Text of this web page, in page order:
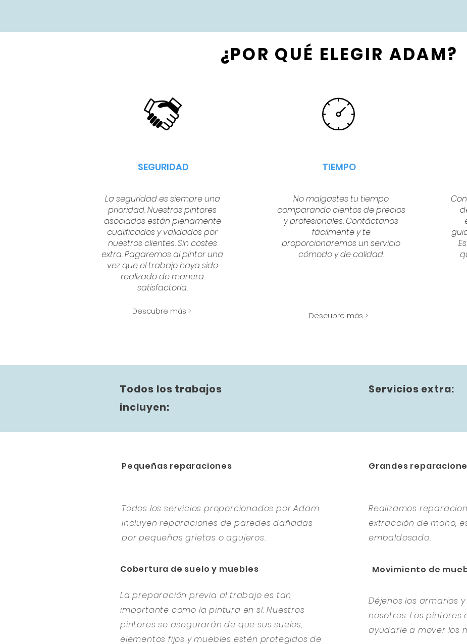
SEGURIDAD
La seguridad es siempre una
prioridad. Nuestros pintores
asociados están plenamente
cualificados y validados por
nuestros clientes. Sin costes
extra. Pagaremos al pintor una
vez que el trabajo haya sido
realizado de manera
satisfactoria.
Descubre más >
TIEMPO
No malgastes tu tiempo
comparando cientos de precios
y profesionales. Contáctanos
fácilmente y te
proporcionaremos un servicio
cómodo y de calidad.
Descubre más >
¿POR QUÉ ELEGIR ADAM?
Todos los trabajos
incluyen:
Servicios extra:
Pequeñas reparaciones
Todos los servicios proporcionados por Adam
incluyen reparaciones de paredes dañadas
por pequeñas grietas o agujeros.
Cobertura de suelo y muebles
La preparación previa al trabajo es tan
importante como la pintura en sí. Nuestros
pintores se asegurarán de que sus suelos,
elementos fijos y muebles estén protegidos de
Grandes
Realizamos
extracción de moho,
embaldosado.
Movimiento de
Déjenos los armarios
nosotros. Los
ayudarle a mover los